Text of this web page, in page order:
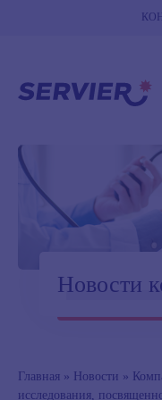
Новости
Главная » Новости »
исследования,